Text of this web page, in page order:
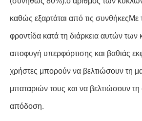
καθώς εξαρτάται από τις συνθήκεςΜε
φροντίδα κατά τη διάρκεια αυτών
αποφυγή υπερφόρτισης και βαθιάς
χρήστες μπορούν να βελτιώσουν τη
μπαταριών τους και να βελτιώσουν τη
απόδοση.